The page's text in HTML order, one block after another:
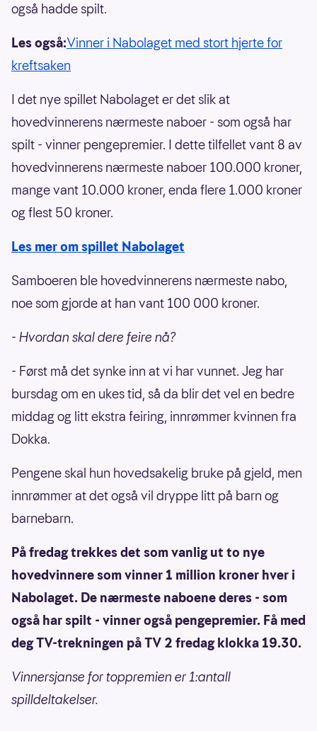
også hadde spilt.
Les også:Vinner i Nabolaget med stort hjerte for
kreftsaken
I det nye spillet Nabolaget er det slik at
hovedvinnerens nærmeste naboer - som også har
spilt - vinner pengepremier. I dette tilfellet vant 8 av
hovedvinnerens nærmeste naboer 100.000 kroner,
mange vant 10.000 kroner, enda flere 1.000 kroner
og flest 50 kroner.
Les mer om spillet Nabolaget
Samboeren ble hovedvinnerens nærmeste nabo,
noe som gjorde at han vant 100 000 kroner.
- Hvordan skal dere feire nå?
- Først må det synke inn at vi har vunnet. Jeg har
bursdag om en ukes tid, så da blir det vel en bedre
middag og litt ekstra feiring, innrømmer kvinnen fra
Dokka.
Pengene skal hun hovedsakelig bruke på gjeld, men
innrømmer at det også vil dryppe litt på barn og
barnebarn.
På fredag trekkes det som vanlig ut to nye
hovedvinnere som vinner 1 million kroner hver i
Nabolaget. De nærmeste naboene deres - som
også har spilt - vinner også pengepremier. Få med
deg TV-trekningen på TV 2 fredag klokka 19.30.
Vinnersjanse for toppremien er 1:antall
spilldeltakelser.